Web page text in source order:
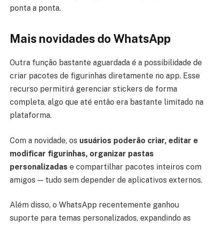
ponta a ponta.
Mais novidades do WhatsApp
Outra função bastante aguardada é a possibilidade de
criar pacotes de figurinhas diretamente no app. Esse
recurso permitirá gerenciar stickers de forma
completa, algo que até então era bastante limitado na
plataforma.
Com a novidade, os usuários poderão criar, editar e
modificar figurinhas, organizar pastas
personalizadas e compartilhar pacotes inteiros com
amigos — tudo sem depender de aplicativos externos.
Além disso, o WhatsApp recentemente ganhou
suporte para temas personalizados, expandindo as